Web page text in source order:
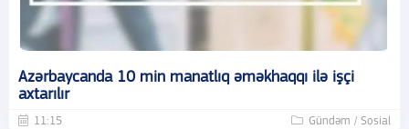
Azərbaycanda 10 min manatlıq əməkhaqqı ilə işçi
axtarılır
11:15 Gündəm / Sosial